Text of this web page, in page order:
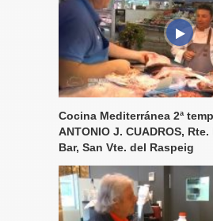
Cocina Mediterránea 2ª
ANTONIO J. CUADROS,
Bar, San Vte. del Raspeig